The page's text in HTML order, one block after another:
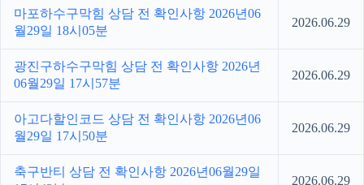
마포하수구막힘 상담 전 확인사항 2026년06
월29일 18시05분
2026.06.29
광진구하수구막힘 상담 전 확인사항 2026년
06월29일 17시57분
2026.06.29
아고다할인코드 상담 전 확인사항 2026년06
월29일 17시50분
2026.06.29
축구반티 상담 전 확인사항 2026년06월29일
2026.06.29